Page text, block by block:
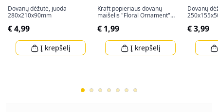
Dovanų dėžutė, juoda
280x210x90mm
€ 4,99
Į krepšelį
Kraft popieriaus dovanų
maišelis "Floral Ornament"
€ 1,99
Į krepšelį
Dovanų
€ 3,99